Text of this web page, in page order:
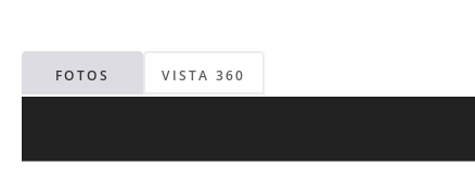
FOTOS VISTA 360